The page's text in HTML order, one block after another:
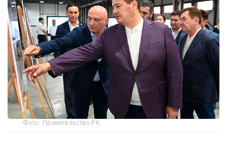
Фото: Правительство РК